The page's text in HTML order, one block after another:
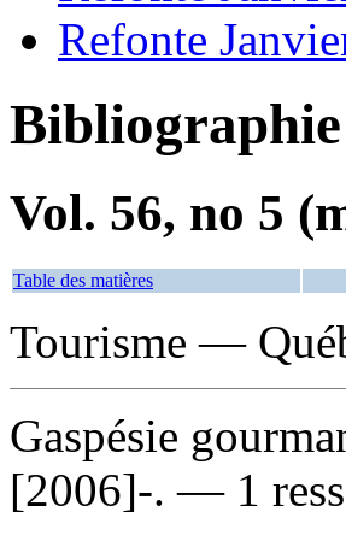
Refonte
Vol. 56, no 5
Table des matières
Tourisme —
Gaspésie
[2006]-. — 1